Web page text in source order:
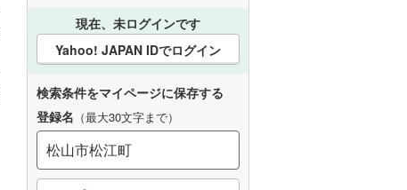
現在、未ログインです
Yahoo! JAPAN IDでログイン
検索条件をマイページに保存する
登録名 （最大30文字まで）